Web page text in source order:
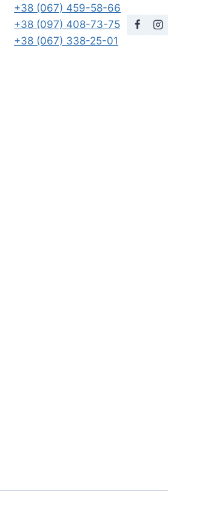
+38 (067) 459-58-66
+38 (097) 408-73-75
+38 (067) 338-25-01